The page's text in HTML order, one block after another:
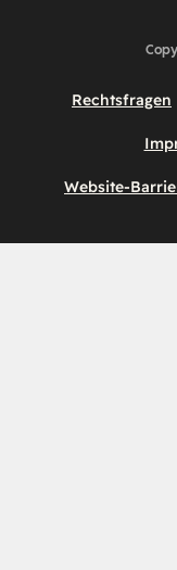
Rechtsfragen
Website-